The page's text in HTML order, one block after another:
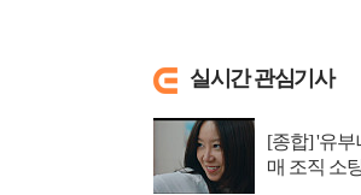
실시간 관심기사
[종합] '유부
매 조직 소